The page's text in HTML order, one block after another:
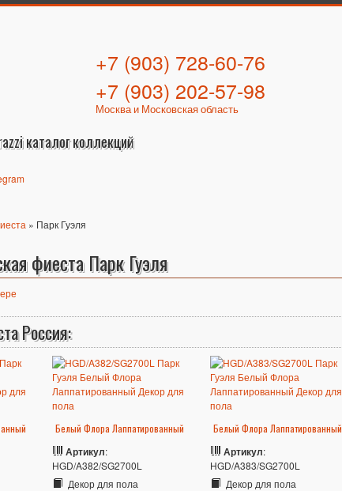
каталог коллекций
+7 (903) 728-60-76
+7 (903) 202-57-98
Москва и Московская область
» Парк Гуэля
фиеста Парк Гуэля
Россия:
Белый Флора Лаппатированный
Артикул:
HGD/A382/SG2700L
Декор для пола
Белый Флора Лаппатированный
Артикул:
HGD/A383/SG2700L
Декор для пола